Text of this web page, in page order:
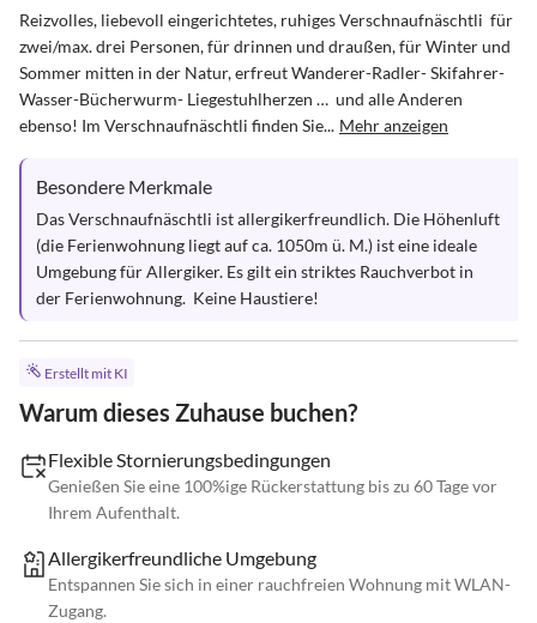
Reizvolles, liebevoll eingerichtetes, ruhiges Verschnaufnäschtli  für
zwei/max. drei Personen, für drinnen und draußen, für Winter und
Sommer mitten in der Natur, erfreut Wanderer-Radler- Skifahrer-
Wasser-Bücherwurm- Liegestuhlherzen …  und alle Anderen
ebenso! Im Verschnaufnäschtli finden Sie... Mehr anzeigen
Besondere Merkmale
Das Verschnaufnäschtli ist allergikerfreundlich. Die Höhenluft
(die Ferienwohnung liegt auf ca. 1050m ü. M.) ist eine ideale
Umgebung für Allergiker. Es gilt ein striktes Rauchverbot in
der Ferienwohnung.  Keine Haustiere!
Erstellt mit KI
Warum dieses Zuhause buchen?
Flexible Stornierungsbedingungen
Genießen Sie eine 100%ige Rückerstattung bis zu 60 Tage vor
Ihrem Aufenthalt.
Allergikerfreundliche Umgebung
Entspannen Sie sich in einer rauchfreien Wohnung mit WLAN-
Zugang.